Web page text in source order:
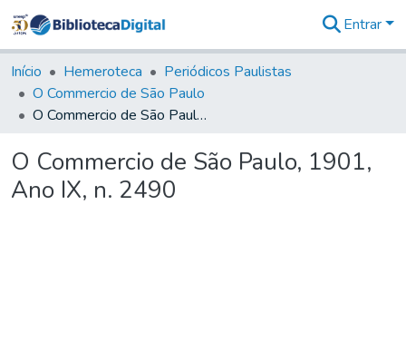
&
Coleções
Tudo na
Biblioteca
Estatísticas
Entrar
Início Hemeroteca
Periódicos Paulistas
O Commercio de São Paulo
O Commercio de São Paulo, 1901, Ano IX, n. 2490
O Commercio de São Paulo, 1901,
Ano IX, n. 2490